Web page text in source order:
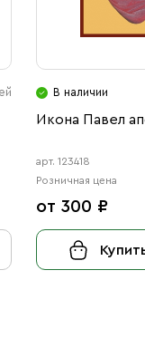
В наличии
Икона Павел
арт. 123418
Розничная цена
от 300 ₽